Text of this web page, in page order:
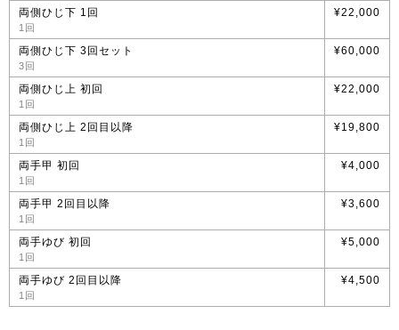
両側ひじ下 1回
1回
¥22,000
両側ひじ下 3回セット
3回
¥60,000
両側ひじ上 初回
1回
¥22,000
両側ひじ上 2回目以降
1回
¥19,800
両手甲 初回
1回
¥4,000
両手甲 2回目以降
1回
¥3,600
両手ゆび 初回
1回
¥5,000
両手ゆび 2回目以降
1回
¥4,500